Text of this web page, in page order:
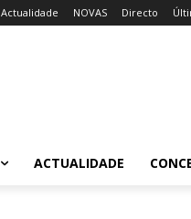
Actualidade NOVAS Directo
ACTUALIDADE